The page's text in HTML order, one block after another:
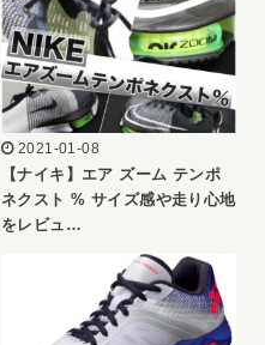
2021-01-08
【ナイキ】エア ズーム テンポ
ネクスト % サイズ感や走り心地
をレビュ…